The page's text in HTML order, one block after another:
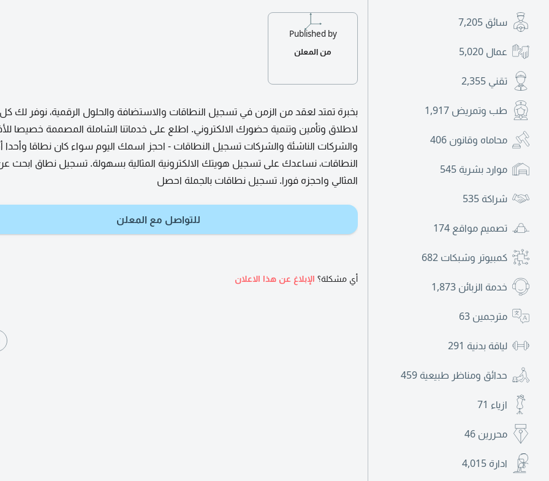
سائق 7,205
عمال 5,020
تقني 2,355
طب وتمريض 1,917
محاماه وقانون 406
موارد بشرية 545
شراكة 535
تصميم مواقع 174
كمبيوتر وشبكات 682
خدمة الزبائن 1,873
مترجمين 63
لياقة بدنية 291
حدائق ومناظر طبيعية 459
ازياء 71
محررين 46
ادارة 4,015
Published by
من المعلن
بخبرة تمتد لعقد من الزمن في تسجيل النطاقات والاستضافة والحلول الرقمية، نوفر لك كل
لاطلاق وتأمين وتنمية حضورك الالكتروني. اطلع على خدماتنا الشاملة المصممة خصيصا
والشركات الناشئة والشركات تسجيل النطاقات - احجز اسمك اليوم سواء كان نطاقا وأحدا
النطاقات، نساعدك على تسجيل هويتك الالكترونية المثالية بسهولة. تسجيل نطاق ابحث
المثالي واحجزه فورا. تسجيل نطاقات بالجملة احصل
للتواصل مع المعلن
أي مشكلة؟ الإبلاغ عن هذا الاعلان